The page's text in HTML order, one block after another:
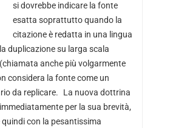
si dovrebbe indicare la fonte
esatta soprattutto quando la
citazione è redatta in una lingua
duplicazione su larga scala
anche più volgarmente
considera la fonte come un
da replicare. La nuova dottrina
per la sua brevità,
quindi con la pesantissima